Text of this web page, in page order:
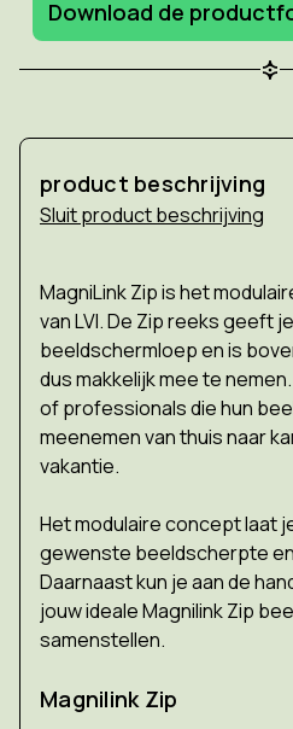
Download de
product beschrijving
product beschrijving
MagniLink Zip is het
van LVI. De Zip reeks geeft
beeldschermloep en is
dus makkelijk mee te
of professionals die hun
meenemen van thuis naar
vakantie.
Het modulaire concept laat
gewenste beeldscherpte
Daarnaast kun je aan de
jouw ideale Magnilink Zip
samenstellen.
Magnilink Zip